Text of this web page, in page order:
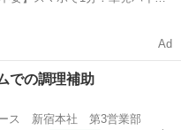
Ad
での調理補助
ス 新宿本社 第3営業部